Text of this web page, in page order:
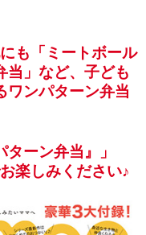
も「ミートボール
当」など、子ども
ワンパターン弁当
ーン弁当』」
楽しみください♪